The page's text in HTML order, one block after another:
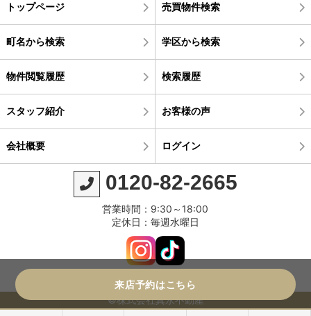
トップページ 売買物件検索
町名から検索 学区から検索
物件閲覧履歴 検索履歴
スタッフ紹介 お客様の声
会社概要 ログイン
0120-82-2665
営業時間：9:30～18:00
定休日：毎週水曜日
©株式会社真永不動産
来店予約はこちら